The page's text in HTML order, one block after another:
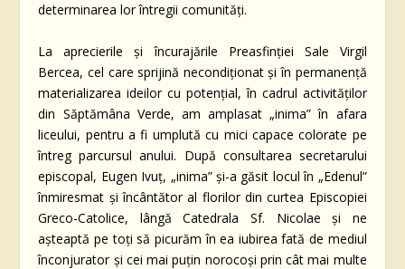
determinarea lor întregii comunități.
La aprecierile și încurajările Preasfinției Sale Virgil
Bercea, cel care sprijină necondiționat și în permanență
materializarea ideilor cu potențial, în cadrul activităților
din Săptămâna Verde, am amplasat „inima” în afara
liceului, pentru a fi umplută cu mici capace colorate pe
întreg parcursul anului. După consultarea secretarului
episcopal, Eugen Ivuț, „inima” și-a găsit locul în „Edenul”
înmiresmat și încântător al florilor din curtea Episcopiei
Greco-Catolice, lângă Catedrala Sf. Nicolae și ne
așteaptă pe toți să picurăm în ea iubirea fată de mediul
înconjurator și cei mai puțin norocoși prin cât mai multe